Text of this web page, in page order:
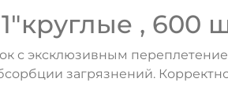
, 600
с эксклюзивным
загрязнений.